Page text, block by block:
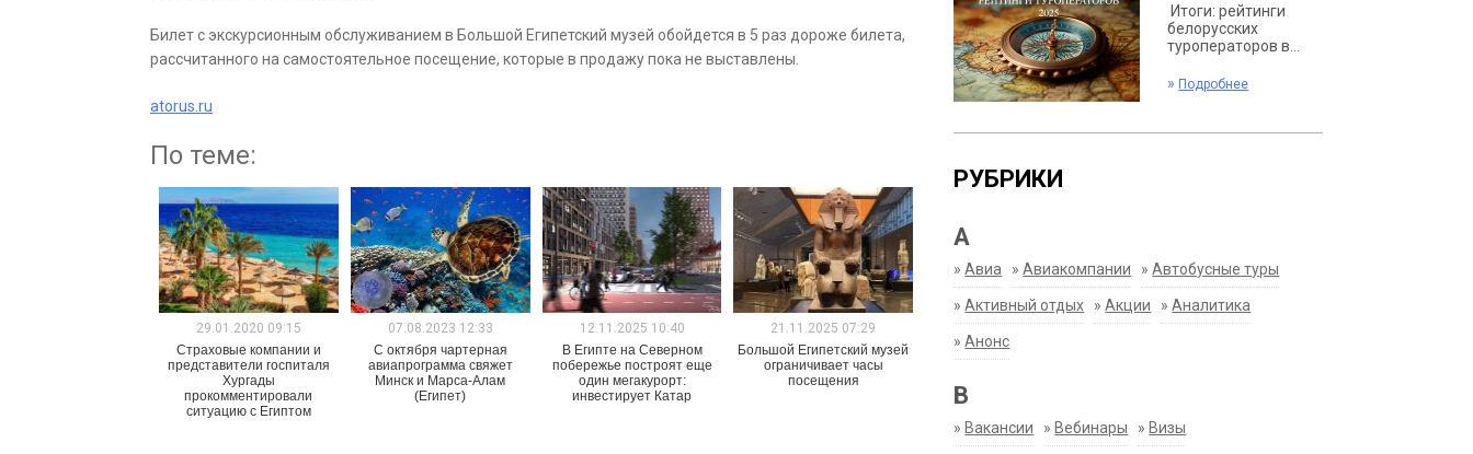
Билет с экскурсионным обслуживанием в Большой Египетский музей обойдется в 5 раз дороже билета,
рассчитанного на самостоятельное посещение, которые в продажу пока не выставлены.
atorus.ru
По теме:
29.01.2020 09:15
Страховые компании и
представители госпиталя
Хургады
прокомментировали
ситуацию с Египтом
07.08.2023 12:33
С октября чартерная
авиапрограмма свяжет
Минск и Марса-Алам
(Египет)
12.11.2025 10:40
В Египте на Северном
побережье построят еще
один мегакурорт:
инвестирует Катар
21.11.2025 07:29
Большой Египетский музей
ограничивает часы
посещения
Итоги: рейтинги
белорусских
туроператоров в...
» Подробнее
РУБРИКИ
А
»Авиа »Авиакомпании »Автобусные туры
»Активный отдых »Акции »Аналитика
»Анонс
В
» Вакансии » Вебинары » Визы